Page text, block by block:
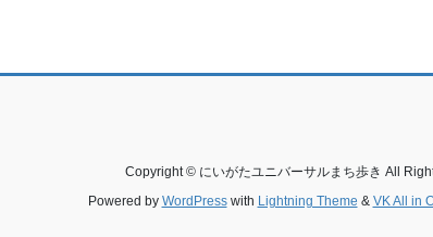
Copyright © にいがたユニバーサルまち歩き All
Powered by WordPresswith Lightning Theme & VK All in